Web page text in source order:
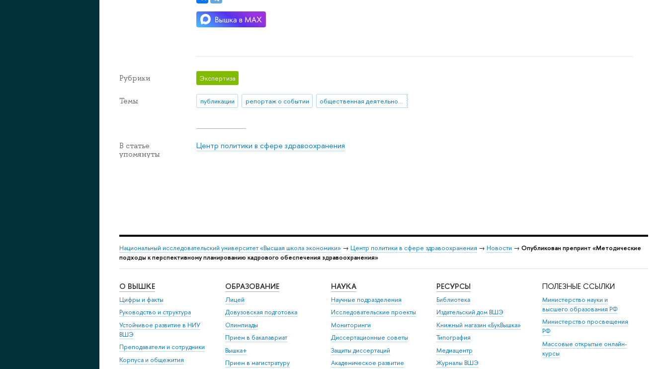
Рубрики Экспертиза
Темы публикации репортаж о событии общественная деятельность
В статье
упомянуты
Центр политики в сфере здравоохранения
Национальный исследовательский университет «Высшая школа экономики» → Центр политики в сфере здравоохранения → Новости → Опубликован препринт «Методические
подходы к перспективному планированию кадрового обеспечения здравоохранения»
О ВЫШКЕ
Цифры и факты
Руководство и структура
Устойчивое развитие в НИУ
ВШЭ
Преподаватели и сотрудники
Корпуса и общежития
ОБРАЗОВАНИЕ
Лицей
Довузовская подготовка
Олимпиады
Прием в бакалавриат
Вышка+
Прием в магистратуру
НАУКА
Научные подразделения
Исследовательские проекты
Мониторинги
Диссертационные советы
Защиты диссертаций
Академическое развитие
РЕСУРСЫ
Библиотека
Издательский дом ВШЭ
Книжный магазин «БукВышка»
Типография
Медиацентр
Журналы ВШЭ
ПОЛЕЗНЫЕ ССЫЛКИ
Министерство науки и
высшего образования РФ
Министерство просвещения
РФ
Массовые открытые онлайн-
курсы